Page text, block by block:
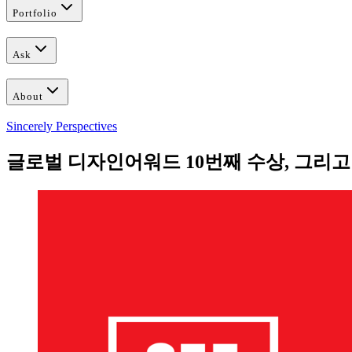
Portfolio
Ask
About
Sincerely Perspectives
글로벌 디자인어워드 10번째 수상, 그리